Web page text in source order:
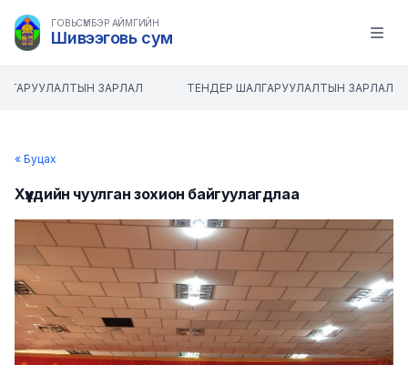
ГОВЬСҮМБЭР АЙМГИЙН
Шивээговь сум Open
ЗАРЛАЛ ТЕНДЕР ШАЛГАРУУЛАЛТЫН ЗАРЛАЛ
« Буцах
Хүүхдийн чуулган зохион байгуулагдлаа